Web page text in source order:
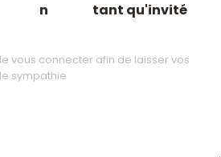
n
tant qu'invité